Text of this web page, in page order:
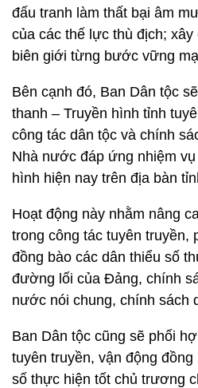
đấu tranh làm thất bại âm
của các thế lực thù địch;
biên giới từng bước vững
Bên cạnh đó, Ban Dân tộc
thanh – Truyền hình tỉnh
công tác dân tộc và chính
Nhà nước đáp ứng nhiệm
hình hiện nay trên địa bàn
Hoạt động này nhằm nâng
trong công tác tuyên truyền,
đồng bào các dân thiểu số
đường lối của Đảng, chính
nước nói chung, chính sách
Ban Dân tộc cũng sẽ phối
tuyên truyền, vận động
số thực hiện tốt chủ trương